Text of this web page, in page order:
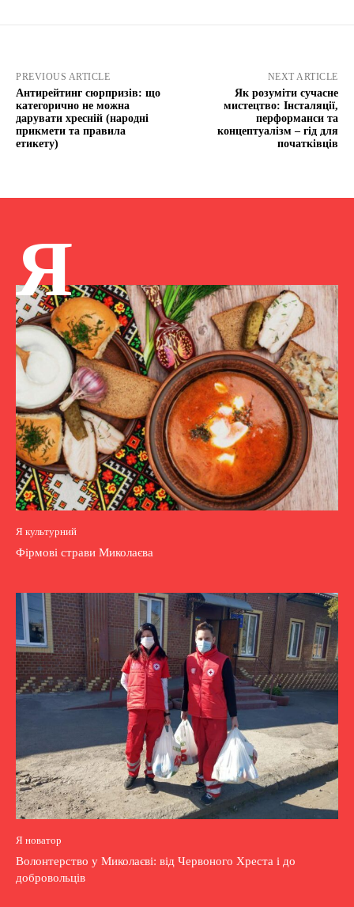
PREVIOUS ARTICLE
Антирейтинг сюрпризів: що
категорично не можна
дарувати хресній (народні
прикмети та правила
етикету)
NEXT ARTICLE
Як розуміти сучасне
мистецтво: Інсталяції,
перформанси та
концептуалізм – гід для
початківців
Я
Я культурний
Фірмові страви Миколаєва
Я новатор
Волонтерство у Миколаєві: від Червоного Хреста і до
добровольців